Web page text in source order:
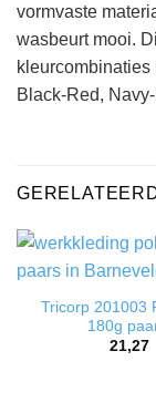
vormvaste
wasbeurt mooi.
kleurcombinaties
Black-Red,
Tricorp 201003
180g
21,27